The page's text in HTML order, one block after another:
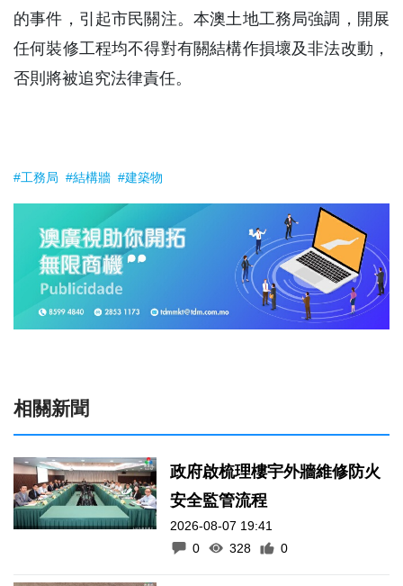
的事件，引起市民關注。本澳土地工務局強調，開展
任何裝修工程均不得對有關結構作損壞及非法改動，
否則將被追究法律責任。
#工務局 #結構牆 #建築物
相關新聞
政府啟梳理樓宇外牆維修防火
安全監管流程
2026-08-07 19:41
0
328 0